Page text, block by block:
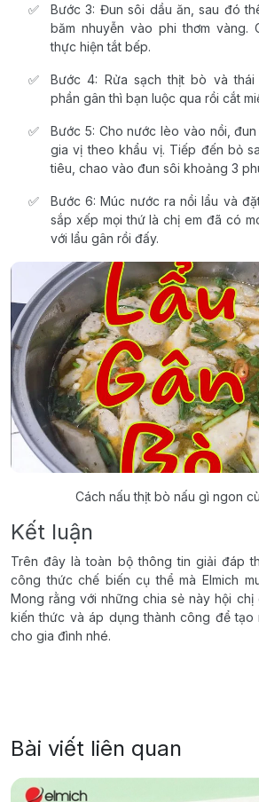
Bước 3: Đun sôi dầu ăn, sau đó
băm nhuyễn vào phi thơm vàng.
thực hiện tắt bếp.
Bước 4: Rửa sạch thịt bò và thái
phần gân thì bạn luộc qua rồi cắt
Bước 5: Cho nước lèo vào nồi,
gia vị theo khẩu vị. Tiếp đến bỏ
tiêu, chao vào đun sôi khoảng 3
Bước 6: Múc nước ra nồi lẩu và
sắp xếp mọi thứ là chị em đã có
với lẩu gân rồi đấy.
Cách nấu thịt bò nấu gì ngon
Kết luận
Trên đây là toàn bộ thông tin giải đáp
công thức chế biến cụ thể mà Elmich
Mong rằng với những chia sẻ này hội chị
kiến thức và áp dụng thành công để
cho gia đình nhé.
Bài viết liên quan